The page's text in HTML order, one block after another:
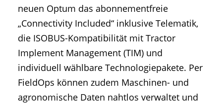
neuen Optum das abonnementfreie
„Connectivity Included“ inklusive Telematik,
die ISOBUS-Kompatibilität mit Tractor
Implement Management (TIM) und
individuell wählbare Technologiepakete. Per
FieldOps können zudem Maschinen- und
agronomische Daten nahtlos verwaltet und